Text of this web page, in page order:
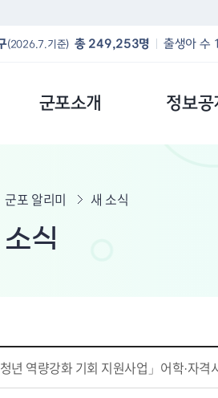
(2026.7.기준) 총 249,253명 출생아 수
군포소개 정보공
군포 알리미 새 소식
식
년 역량강화 기회 지원사업」어학·자